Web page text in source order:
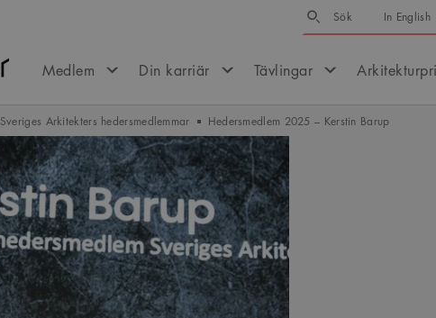
Sök
Sök In English
Medlem Din karriär Tävlingar
Sveriges Arkitekters hedersmedlemmar Hedersmedlem 2025 – Kerstin Barup